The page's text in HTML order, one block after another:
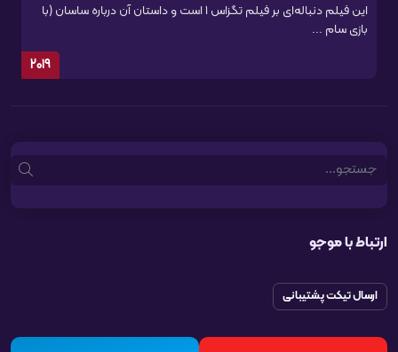
این فیلم دنباله‌ای بر فیلم تگزاس ۱ است و داستان آن درباره ساسان (با
بازی سام ...
2019
Search
ارتباط با موجو
ارسال تیکت پشتیبانی